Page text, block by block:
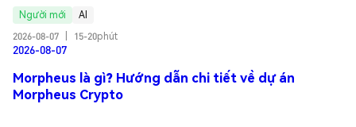
Người mới
AI
2026-08-07
15-20phút
2026-08-07
Morpheus là gì? Hướng dẫn chi tiết về dự án
Morpheus Crypto